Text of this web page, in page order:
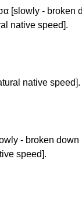
[slowly - broken
native speed].
native speed].
- broken
speed].